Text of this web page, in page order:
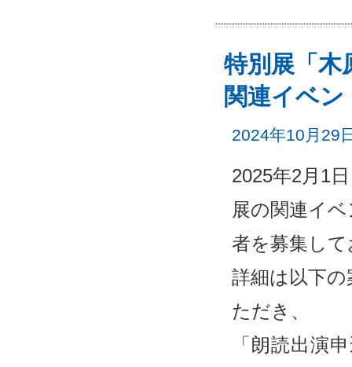
特別展「木
関連イベ
2024年10月29
2025年2月1
展の関連イ
者を募集し
詳細は以下
ただき、
「朗読出演